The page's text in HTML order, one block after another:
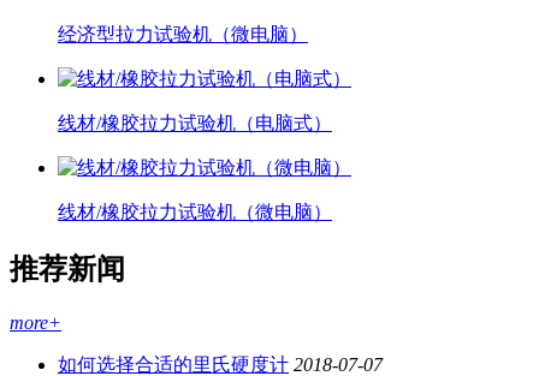
经济型拉力试验机（微电脑）
线材/橡胶拉力试验机（电脑式）
线材/橡胶拉力试验机（微电脑）
推荐新闻
more+
如何选择合适的里氏硬度计 2018-07-07